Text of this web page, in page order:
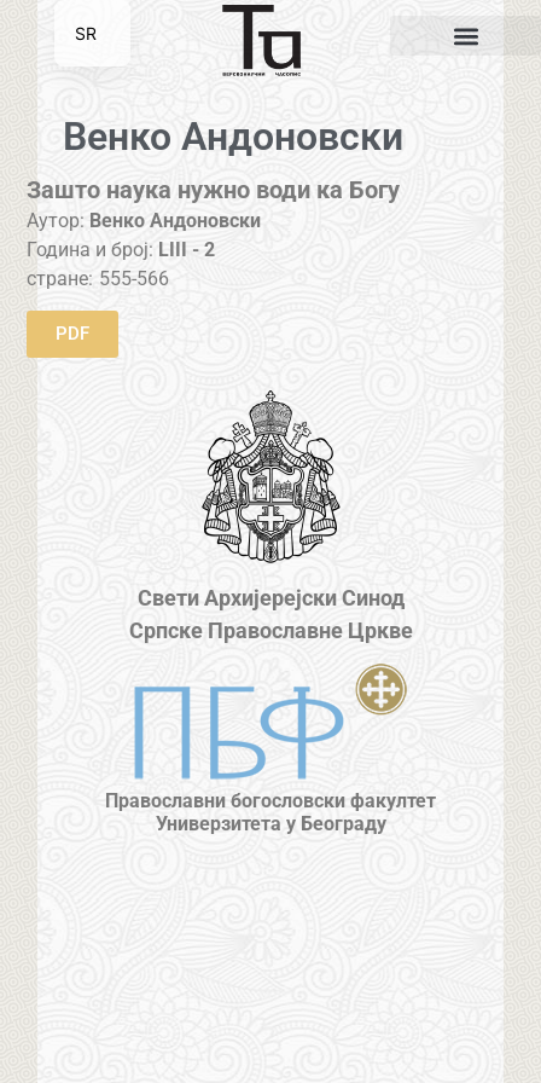
Венко Андоновски
Зашто наука нужно води ка Богу
Аутор: Венко Андоновски
Година и број: LIII - 2
стране: 555-566
PDF
Свети Архијерејски Синод
Српске Православне Цркве
Православни богословски факултет
Универзитета у Београду
SR
EN